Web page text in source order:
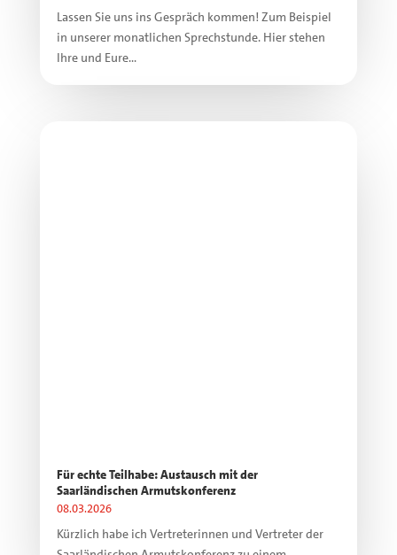
Lassen Sie uns ins Gespräch kommen! Zum Beispiel
in unserer monatlichen Sprechstunde. Hier stehen
Ihre und Eure...
Für echte Teilhabe: Austausch mit der
Saarländischen Armutskonferenz
08.03.2026
Kürzlich habe ich Vertreterinnen und Vertreter der